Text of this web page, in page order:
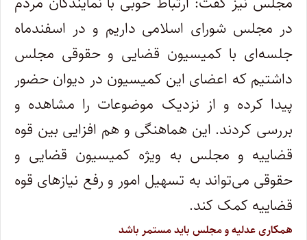
در مجلس شورای اسلامی داریم و در اسفندماه
جلسه‌ای با کمیسیون قضایی و حقوقی مجلس
داشتیم که اعضای این کمیسیون در دیوان حضور
پیدا کرده و از نزدیک موضوعات را مشاهده و
بررسی کردند. این هماهنگی و هم افزایی بین قوه
قضاییه و مجلس به ویژه کمیسیون قضایی و
حقوقی می‌تواند به تسهیل امور و رفع نیاز‌های قوه
قضاییه کمک کند.
همکاری عدلیه و مجلس باید مستمر باشد